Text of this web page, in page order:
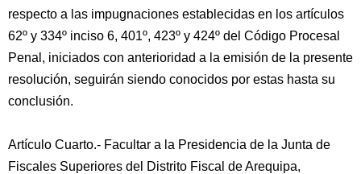
respecto a las impugnaciones establecidas en los artículos
62º y 334º inciso 6, 401º, 423º y 424º del Código Procesal
Penal, iniciados con anterioridad a la emisión de la presente
resolución, seguirán siendo conocidos por estas hasta su
conclusión.
Artículo Cuarto.- Facultar a la Presidencia de la Junta de
Fiscales Superiores del Distrito Fiscal de Arequipa,